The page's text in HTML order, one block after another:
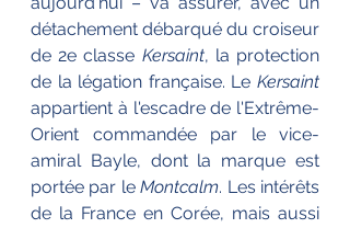
détachement débarqué du croiseur
de 2e classe Kersaint, la protection
de la légation française. Le Kersaint
appartient à l'escadre de l'Extrême-
Orient commandée par le vice-
amiral Bayle, dont la marque est
portée par le Montcalm. Les intérêts
de la France en Corée, mais aussi